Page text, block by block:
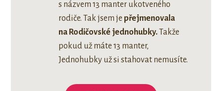
s názvem 13 manter ukotveného
rodiče. Tak jsem je přejmenovala
na Rodičovské jednohubky.Takže
pokud už máte 13 manter,
Jednohubky už si stahovat nemusíte.